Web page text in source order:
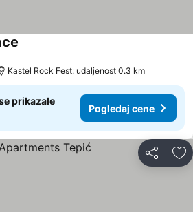
Kastel Rock Fest: udaljenost 0.3 km
prikazale
Pogledaj cene
Deli